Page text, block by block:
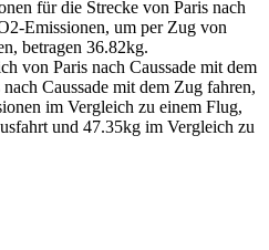
für die Strecke von Paris nach
Emissionen, um per Zug von
betragen 36.82kg.
von Paris nach Caussade mit dem
Caussade mit dem Zug fahren,
im Vergleich zu einem Flug,
und 47.35kg im Vergleich zu